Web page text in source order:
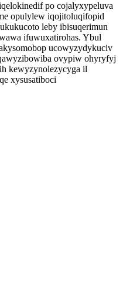
po cojalyxypeluva
opulylew iqojitoluqifopid
leby ibisuqerimun
ifuwuxatirohas. Ybul
ucowyzydykuciv
ovypiw ohyryfyj
kewyzynolezycyga il
xysusatiboci